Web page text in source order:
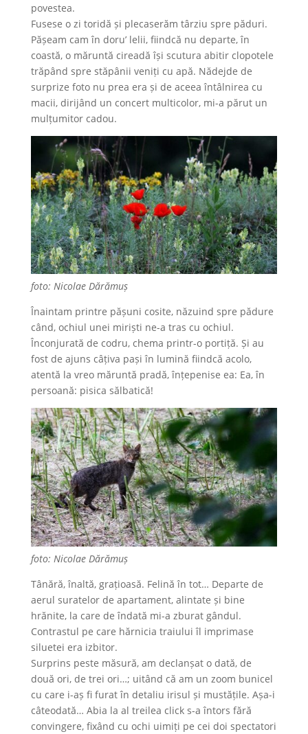
povestea.
Fusese o zi toridă și plecaserăm târziu spre păduri.
Pășeam cam în doru’ lelii, fiindcă nu departe, în
coastă, o măruntă cireadă își scutura abitir clopotele
trăpând spre stăpânii veniți cu apă. Nădejde de
surprize foto nu prea era și de aceea întâlnirea cu
macii, dirijând un concert multicolor, mi-a părut un
mulțumitor cadou.
foto: Nicolae Dărămuș
Înaintam printre pășuni cosite, năzuind spre pădure
când, ochiul unei miriști ne-a tras cu ochiul.
Înconjurată de codru, chema printr-o portiță. Și au
fost de ajuns câțiva pași în lumină fiindcă acolo,
atentă la vreo măruntă pradă, înțepenise ea: Ea, în
persoană: pisica sălbatică!
foto: Nicolae Dărămuș
Tânără, înaltă, grațioasă. Felină în tot… Departe de
aerul suratelor de apartament, alintate și bine
hrănite, la care de îndată mi-a zburat gândul.
Contrastul pe care hărnicia traiului îl imprimase
siluetei era izbitor.
Surprins peste măsură, am declanșat o dată, de
două ori, de trei ori…; uitând că am un zoom bunicel
cu care i-aș fi furat în detaliu irisul și mustățile. Așa-i
câteodată… Abia la al treilea click s-a întors fără
convingere, fixând cu ochi uimiți pe cei doi spectatori